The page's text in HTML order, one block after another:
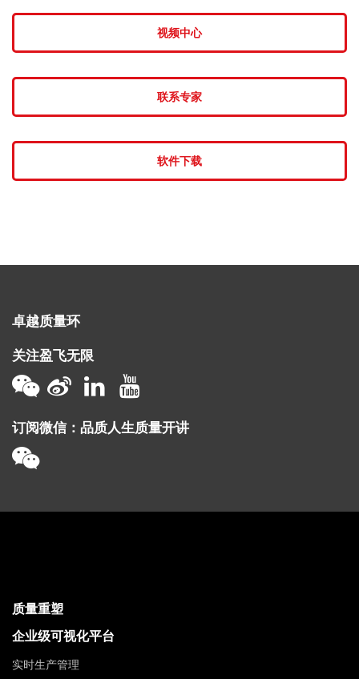
视频中心
联系专家
软件下载
卓越质量环
关注盈飞无限
订阅微信：品质人生质量开讲
质量重塑
企业级可视化平台
实时生产管理